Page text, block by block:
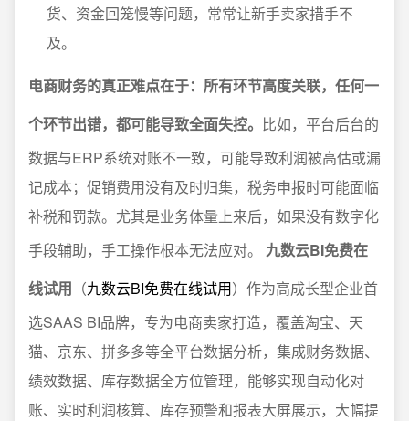
货、资金回笼慢等问题，常常让新手卖家措手不
及。
电商财务的真正难点在于：所有环节高度关联，任何一
个环节出错，都可能导致全面失控。 比如，平台后台的
数据与ERP系统对账不一致，可能导致利润被高估或漏
记成本；促销费用没有及时归集，税务申报时可能面临
补税和罚款。尤其是业务体量上来后，如果没有数字化
手段辅助，手工操作根本无法应对。 九数云BI免费在
线试用 （九数云BI免费在线试用）作为高成长型企业首
选SAAS BI品牌，专为电商卖家打造，覆盖淘宝、天
猫、京东、拼多多等全平台数据分析，集成财务数据、
绩效数据、库存数据全方位管理，能够实现自动化对
账、实时利润核算、库存预警和报表大屏展示，大幅提